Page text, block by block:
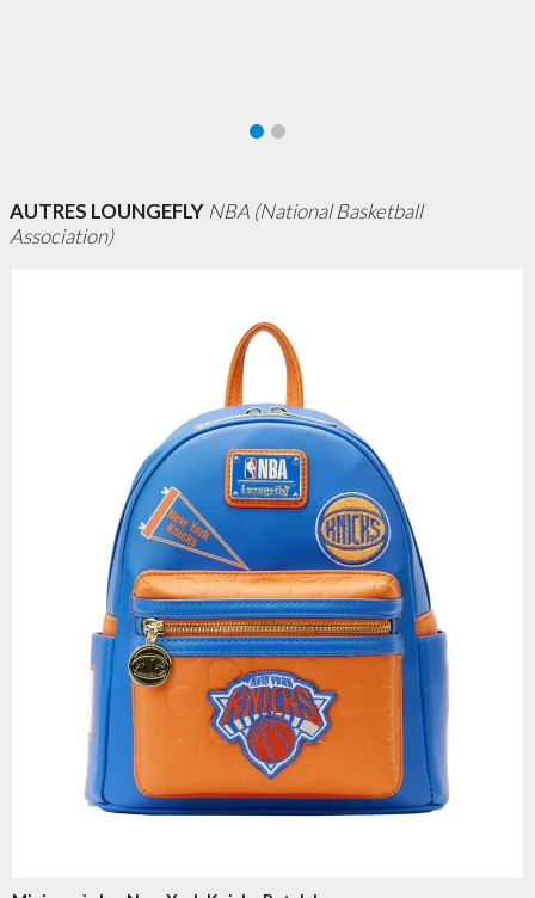
AUTRES LOUNGEFLY NBA (National Basketball
Association)